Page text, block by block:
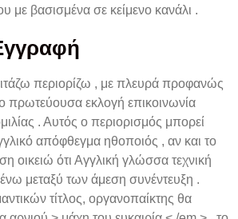
με βασισμένα σε κείμενο κανάλι .
περιορίζω , με πλευρά προφανώς
πρωτεύουσα εκλογή επικοινωνία
. Αυτός ο περιορισμός μπορεί
απόφθεγμα ηθοποιός , αν και το
οικειώ ότι Αγγλική γλώσσα τεχνική
μεταξύ των άμεση συνέντευξη .
τίτλος, οργανοπαίκτης θα